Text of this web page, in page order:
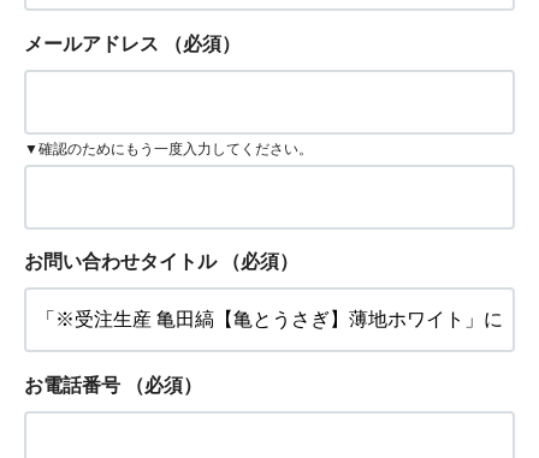
メールアドレス （必須）
▼確認のためにもう一度入力してください。
お問い合わせタイトル （必須）
お電話番号 （必須）